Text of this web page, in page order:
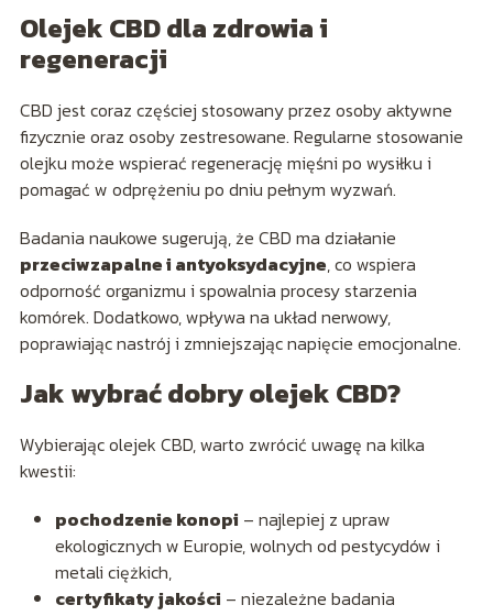
Olejek CBD dla zdrowia i
regeneracji
CBD jest coraz częściej stosowany przez osoby aktywne
fizycznie oraz osoby zestresowane. Regularne stosowanie
olejku może wspierać regenerację mięśni po wysiłku i
pomagać w odprężeniu po dniu pełnym wyzwań.
Badania naukowe sugerują, że CBD ma działanie
przeciwzapalne i antyoksydacyjne, co wspiera
odporność organizmu i spowalnia procesy starzenia
komórek. Dodatkowo, wpływa na układ nerwowy,
poprawiając nastrój i zmniejszając napięcie emocjonalne.
Jak wybrać dobry olejek CBD?
Wybierając olejek CBD, warto zwrócić uwagę na kilka
kwestii:
pochodzenie konopi – najlepiej z upraw
ekologicznych w Europie, wolnych od pestycydów i
metali ciężkich,
certyfikaty jakości – niezależne badania